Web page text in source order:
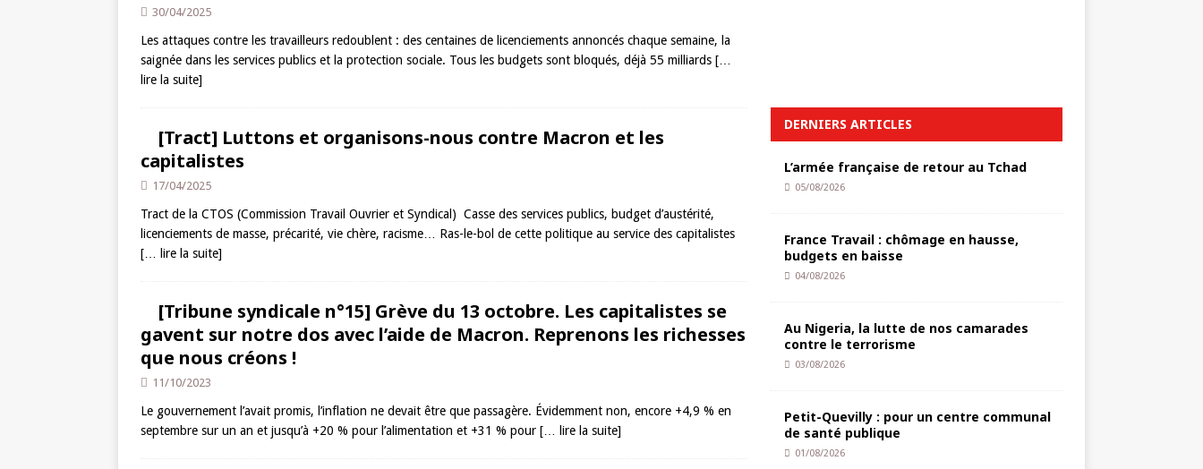
30/04/2025
Les attaques contre les travailleurs redoublent : des centaines de licenciements annoncés chaque semaine, la
saignée dans les services publics et la protection sociale. Tous les budgets sont bloqués, déjà 55 milliards […
lire la suite]
[Tract] Luttons et organisons-nous contre Macron et les
capitalistes
17/04/2025
Tract de la CTOS (Commission Travail Ouvrier et Syndical) Casse des services publics, budget d’austérité,
licenciements de masse, précarité, vie chère, racisme… Ras-le-bol de cette politique au service des capitalistes
[… lire la suite]
[Tribune syndicale n°15] Grève du 13 octobre. Les capitalistes se
gavent sur notre dos avec l’aide de Macron. Reprenons les richesses
que nous créons !
11/10/2023
Le gouvernement l’avait promis, l’inflation ne devait être que passagère. Évidemment non, encore +4,9 % en
septembre sur un an et jusqu’à +20 % pour l’alimentation et +31 % pour [… lire la suite]
DERNIERS ARTICLES
L’armée française de retour au Tchad
05/08/2026
France Travail : chômage en hausse,
budgets en baisse
04/08/2026
Au Nigeria, la lutte de nos camarades
contre le terrorisme
03/08/2026
Petit-Quevilly : pour un centre communal
de santé publique
01/08/2026